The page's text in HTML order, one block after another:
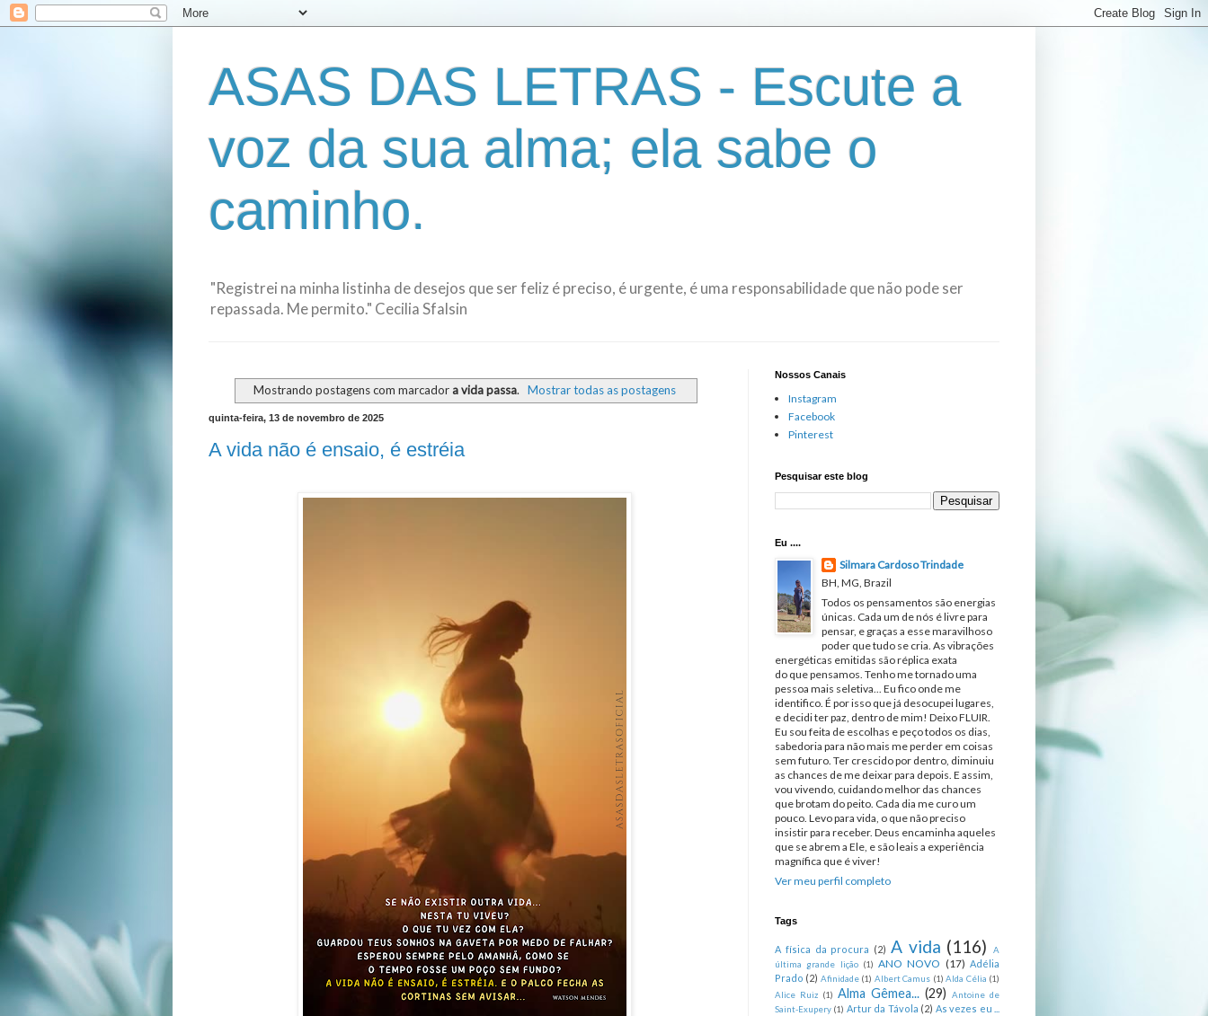
ASAS DAS LETRAS - Escute a
voz da sua alma; ela sabe o
caminho.
"Registrei na minha listinha de desejos que ser feliz é preciso, é urgente, é uma responsabilidade que não pode ser
repassada. Me permito." Cecilia Sfalsin
Mostrando postagens com marcador a vida passa. Mostrar todas as postagens
quinta-feira, 13 de novembro de 2025
A vida não é ensaio, é estréia
Nossos Canais
Instagram
Facebook
Pinterest
Pesquisar este blog
Eu ....
Silmara Cardoso Trindade
BH, MG, Brazil
Todos os pensamentos são energias
únicas. Cada um de nós é livre para
pensar, e graças a esse maravilhoso
poder que tudo se cria. As vibrações
energéticas emitidas são réplica exata
do que pensamos. Tenho me tornado uma
pessoa mais seletiva... Eu fico onde me
identifico. É por isso que já desocupei lugares,
e decidi ter paz, dentro de mim! Deixo FLUIR.
Eu sou feita de escolhas e peço todos os dias,
sabedoria para não mais me perder em coisas
sem futuro. Ter crescido por dentro, diminuiu
as chances de me deixar para depois. E assim,
vou vivendo, cuidando melhor das chances
que brotam do peito. Cada dia me curo um
pouco. Levo para vida, o que não preciso
insistir para receber. Deus encaminha aqueles
que se abrem a Ele, e são leais a experiência
magnífica que é viver!
Ver meu perfil completo
Tags
A física da procura (2) A vida (116)
A
última grande lição (1) ANO NOVO (17) Adélia
Prado (2) Afinidade (1) Albert Camus (1) Alda Célia (1)
Alice Ruiz (1) Alma Gêmea... (29)
Antoine de
Saint-Exupery (1) Artur da Távola (2) As vezes eu ...